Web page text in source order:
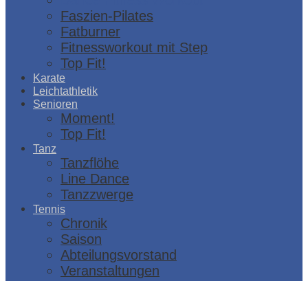
Faszien-Pilates
Fatburner
Fitnessworkout mit Step
Top Fit!
Karate
Leichtathletik
Senioren
Moment!
Top Fit!
Tanz
Tanzflöhe
Line Dance
Tanzzwerge
Tennis
Chronik
Saison
Abteilungsvorstand
Veranstaltungen